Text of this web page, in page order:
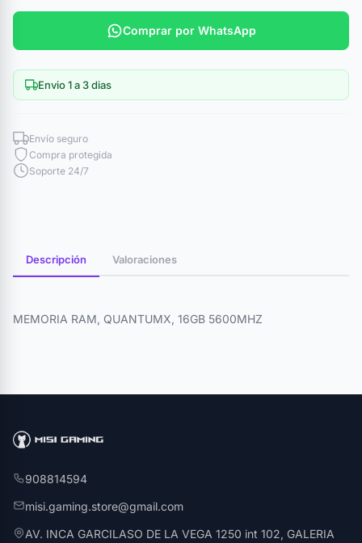
Comprar por WhatsApp
Envio 1 a 3 dias
Envío seguro
Compra protegida
Soporte 24/7
Descripción Valoraciones
MEMORIA RAM, QUANTUMX, 16GB 5600MHZ
908814594
misi.gaming.store@gmail.com
AV. INCA GARCILASO DE LA VEGA 1250 int 102, GALERIA